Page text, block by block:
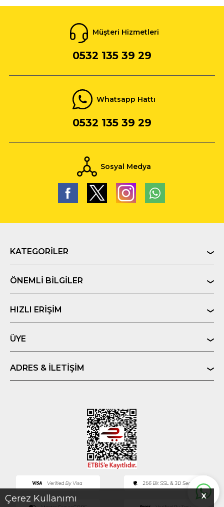
X
Çerez Kullanımı
Müşteri Hizmetleri
0532 135 39 29
Whatsapp Hattı
0532 135 39 29
Sosyal Medya
KATEGORILER
ÖNEMLI BILGILER
HIZLI ERIŞIM
ÜYE
ADRES & İLETIŞIM